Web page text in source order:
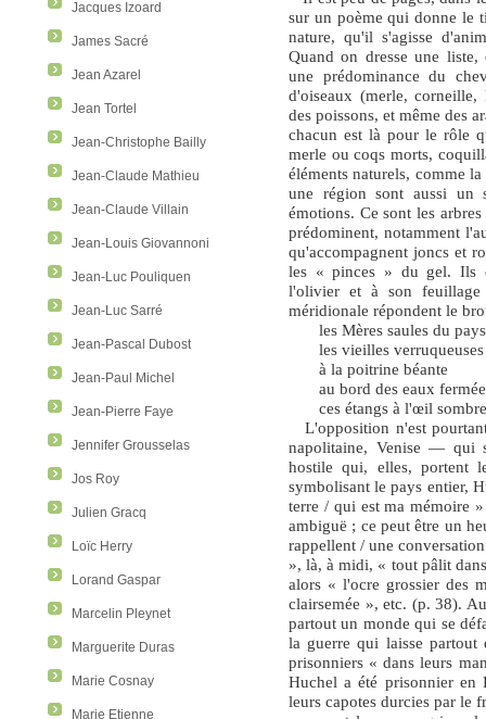
Jacques Izoard
James Sacré
Jean Azarel
Jean Tortel
Jean-Christophe Bailly
Jean-Claude Mathieu
Jean-Claude Villain
Jean-Louis Giovannoni
Jean-Luc Pouliquen
Jean-Luc Sarré
Jean-Pascal Dubost
Jean-Paul Michel
Jean-Pierre Faye
Jennifer Grousselas
Jos Roy
Julien Gracq
Loïc Herry
Lorand Gaspar
Marcelin Pleynet
Marguerite Duras
Marie Cosnay
Marie Etienne
sur un poème qui donne le
nature, qu'il s'agisse
Quand on dresse une
une prédominance du
d'oiseaux (merle, corneille,
des poissons, et même des
chacun est là pour le rôle
merle ou coqs morts,
éléments naturels, comme
une région sont aussi un
émotions. Ce sont les
prédominent, notamment
qu'accompagnent joncs et
les « pinces » du gel. Ils
l'olivier et à son
méridionale répondent le
les Mères saules du
les vieilles verruqueuses
à la poitrine béante
au bord des eaux
ces étangs à l'œil
L'opposition n'est
napolitaine, Venise — qui
hostile qui, elles, portent
symbolisant le pays entier,
terre / qui est ma mémoire
ambiguë ; ce peut être un
rappellent / une
», là, à midi, « tout pâlit
alors « l'ocre grossier des
clairsemée », etc. (p. 38).
partout un monde qui se
la guerre qui laisse
prisonniers « dans leurs
Huchel a été prisonnier en
leurs capotes durcies par le